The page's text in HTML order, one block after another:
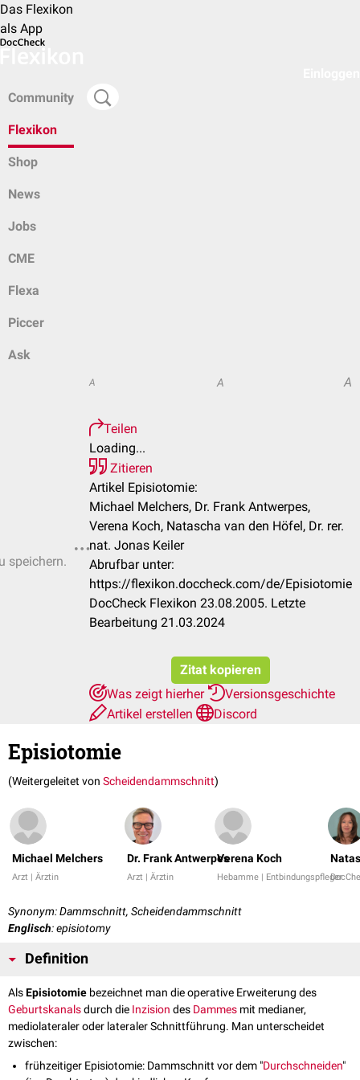
Das Flexikon
als App
Community
Flexikon
Shop
News
Jobs
CME
Flexa
Piccer
Ask
speichern.
A A A
Teilen
Loading...
Zitieren
Artikel Episiotomie:
Michael Melchers, Dr. Frank Antwerpes,
Verena Koch, Natascha van den Höfel, Dr. rer.
nat. Jonas Keiler
Abrufbar unter:
https://flexikon.doccheck.com/de/Episiotomie
DocCheck Flexikon 23.08.2005. Letzte
Bearbeitung 21.03.2024
Zitat kopieren
Was zeigt hierher
Versionsgeschichte
Artikel erstellen
Discord
Episiotomie
(Weitergeleitet von Scheidendammschnitt)
Michael Melchers
Arzt | Ärztin
Dr. Frank Antwerpes
Arzt | Ärztin
Verena Koch
Hebamme | Entbindungspfleger
Synonym: Dammschnitt, Scheidendammschnitt
Englisch: episiotomy
Definition
AlsEpisiotomie bezeichnet man die operative Erweiterung des
Geburtskanalsdurch die Inzision des Dammes mit medianer,
mediolateraler oder lateraler Schnittführung. Man unterscheidet
zwischen:
frühzeitiger Episiotomie: Dammschnitt vor dem "Durchschneiden"